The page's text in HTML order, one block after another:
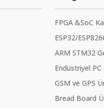
FPGA &SoC
ESP32/
ARM STM32
Endüstriyel PC
GSM ve GPS
Bread Board